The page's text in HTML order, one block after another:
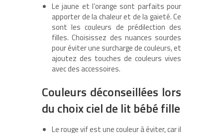
Le jaune et l’orange sont parfaits pour
apporter de la chaleur et de la gaieté. Ce
sont les couleurs de prédilection des
filles. Choisissez des nuances sourdes
pour éviter une surcharge de couleurs, et
ajoutez des touches de couleurs vives
avec des accessoires.
Couleurs déconseillées lors
du choix ciel de lit bébé fille
Le rouge vif est une couleur à éviter, car il